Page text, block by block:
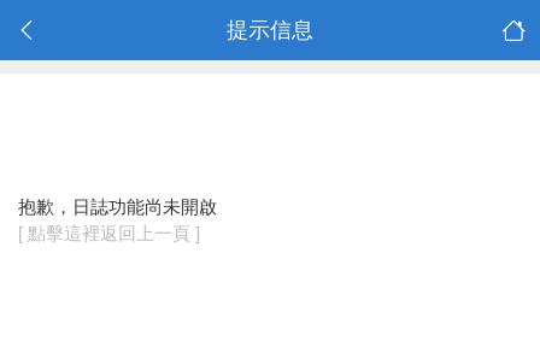
提示信息
抱歉，日誌功能尚未開啟
[ 點擊這裡返回上一頁 ]